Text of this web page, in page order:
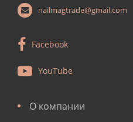
nailmagtrade@gmail.com
Facebook
YouTube
О компании